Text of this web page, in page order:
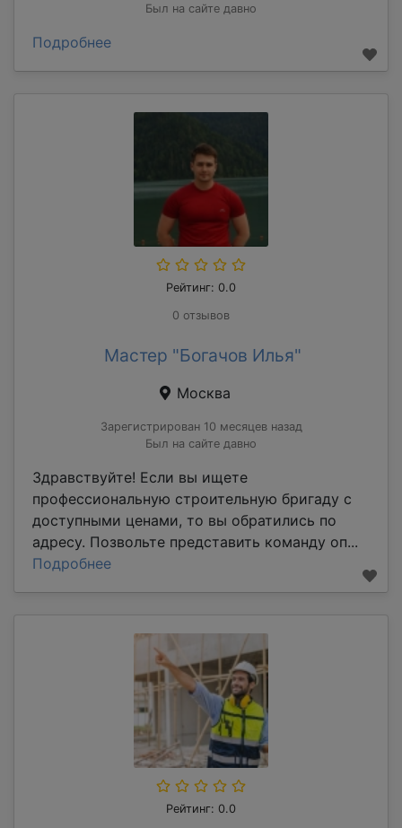
Был на сайте давно
Подробнее
Рейтинг: 0.0
0 отзывов
Мастер "Богачов Илья"
Москва
Зарегистрирован 10 месяцев назад
Был на сайте давно
Здравствуйте! Если вы ищете
профессиональную строительную бригаду с
доступными ценами, то вы обратились по
адресу. Позвольте представить команду оп...
Подробнее
Рейтинг: 0.0